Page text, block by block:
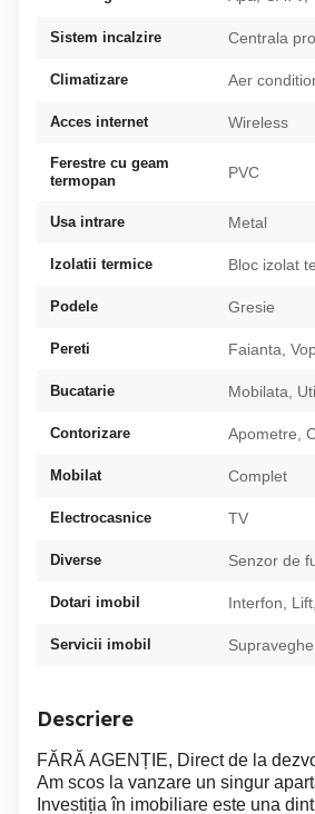
Sistem incalzire Centrala
Climatizare Aer
Acces internet Wireless
Ferestre cu geam
termopan
PVC
Usa intrare Metal
Izolatii termice Bloc izolat
Podele Gresie
Pereti Faianta,
Bucatarie Mobilata,
Contorizare Apometre,
Mobilat Complet
Electrocasnice TV
Diverse Senzor de
Dotari imobil Interfon,
Servicii imobil
Descriere
FĂRĂ AGENȚIE, Direct de la
Am scos la vanzare un singur
Investiția în imobiliare este una